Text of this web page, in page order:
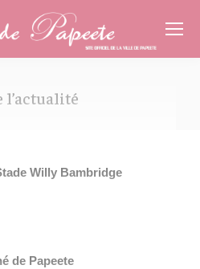
l’actualité
Willy Bambridge
de Papeete